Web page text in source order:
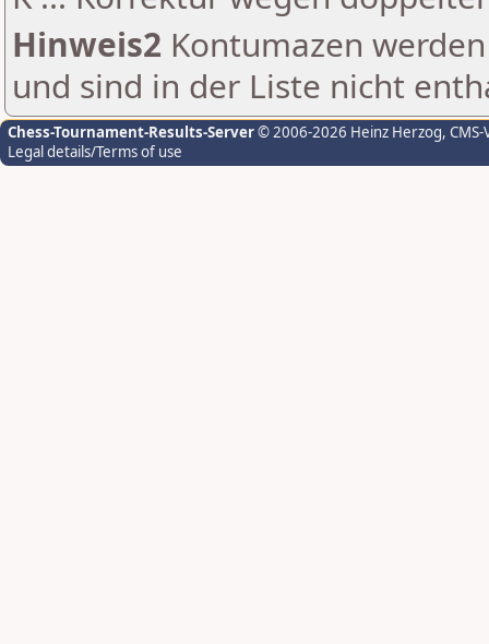
Hinweis2 Kontumazen
und sind in der Liste nicht
Chess-Tournament-Results-Server© 2006-2026 Heinz Herzog,
Legal details/Terms of use